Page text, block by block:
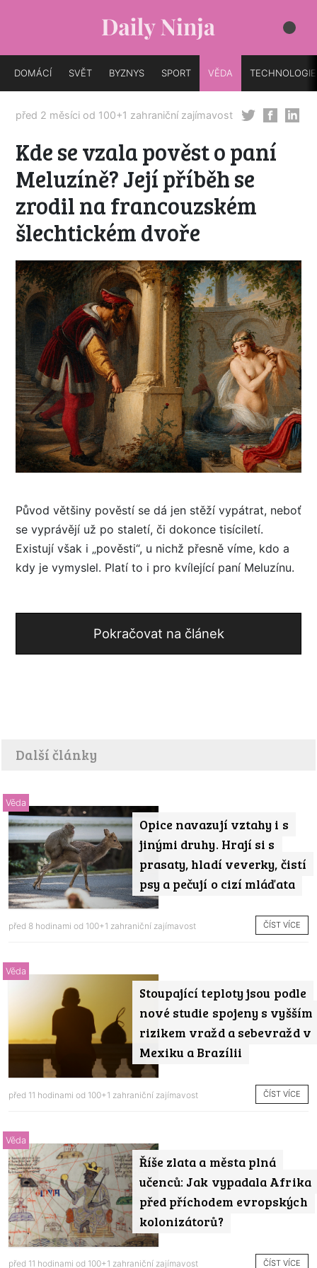
DOMÁCÍ SVĚT BYZNYS SPORT VĚDA TECHNOLOGIE
před 2 měsíci od 100+1 zahraniční zajímavost
Kde se vzala pověst o paní
Meluzíně? Její příběh se
zrodil na francouzském
šlechtickém dvoře
Původ většiny pověstí se dá jen stěží vypátrat, neboť
se vyprávějí už po staletí, či dokonce tisíciletí.
Existují však i „pověsti“, u nichž přesně víme, kdo a
kdy je vymyslel. Platí to i pro kvílející paní Meluzínu.
Pokračovat na článek
Další články
Opice navazují vztahy i s
jinými druhy. Hrají si s
prasaty, hladí veverky, čistí
psy a pečují o cizí mláďata
Věda
před 8 hodinami od 100+1 zahraniční zajímavost ČÍST VÍCE
Stoupající teploty jsou podle
nové studie spojeny s vyšším
rizikem vražd a sebevražd v
Mexiku a Brazílii
Věda
před 11 hodinami od 100+1 zahraniční zajímavost ČÍST VÍCE
Říše zlata a města plná
učenců: Jak vypadala Afrika
před příchodem evropských
kolonizátorů?
Věda
před 11 hodinami od 100+1 zahraniční zajímavost ČÍST VÍCE